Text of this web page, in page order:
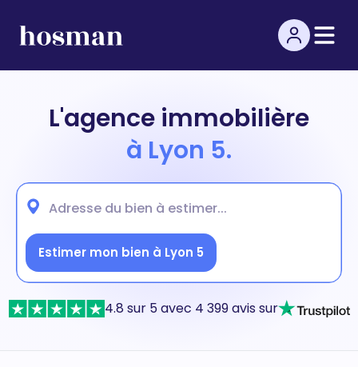
L'agence immobilière
à Lyon 5.
Estimer mon bien à Lyon 5
4.8 sur 5 avec 4 399 avis sur